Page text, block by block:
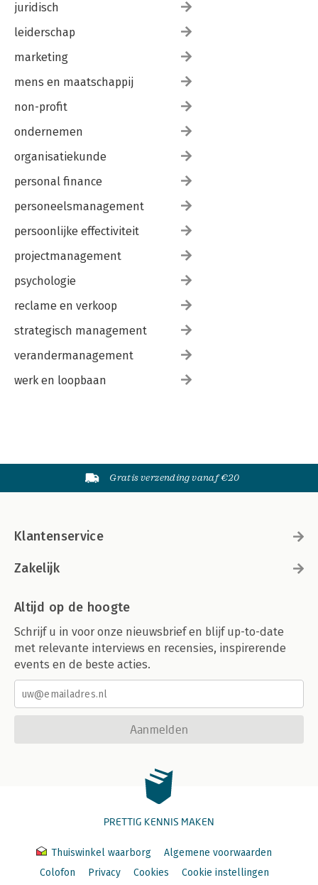
juridisch
leiderschap
marketing
mens en maatschappij
non-profit
ondernemen
organisatiekunde
personal finance
personeelsmanagement
persoonlijke effectiviteit
projectmanagement
psychologie
reclame en verkoop
strategisch management
verandermanagement
werk en loopbaan
Gratis verzending vanaf €20
Klantenservice
Zakelijk
Altijd op de hoogte
Schrijf u in voor onze nieuwsbrief en blijf up-to-date
met relevante interviews en recensies, inspirerende
events en de beste acties.
Aanmelden
PRETTIG KENNIS MAKEN
Thuiswinkel waarborg
Algemene voorwaarden
Colofon
Privacy Cookies Cookie instellingen